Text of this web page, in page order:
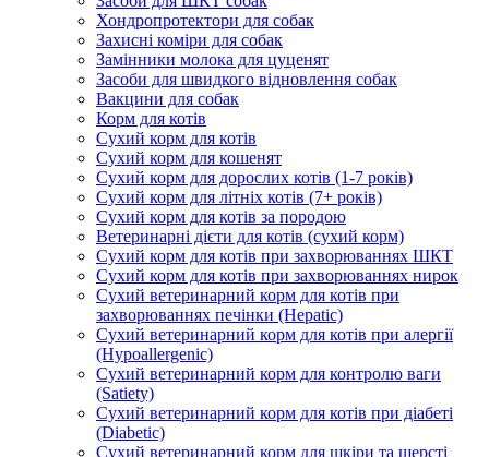
Хондропротектори для собак
Захисні коміри для собак
Замінники молока для цуценят
Засоби для швидкого відновлення собак
Вакцини для собак
Корм для котів
Сухий корм для котів
Сухий корм для кошенят
Сухий корм для дорослих котів (1-7 років)
Сухий корм для літніх котів (7+ років)
Сухий корм для котів за породою
Ветеринарні дієти для котів (сухий корм)
Сухий корм для котів при захворюваннях ШКТ
Сухий корм для котів при захворюваннях нирок
Сухий ветеринарний корм для котів при
захворюваннях печінки (Hepatic)
Сухий ветеринарний корм для котів при алергії
(Hypoallergenic)
Сухий ветеринарний корм для контролю ваги
(Satiety)
Сухий ветеринарний корм для котів при діабеті
(Diabetic)
Сухий ветеринарний корм для шкіри та шерсті